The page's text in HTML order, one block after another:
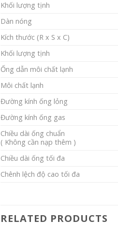
Khối lượng tịnh
Dàn nóng
Kích thước (R x S x C)
Khối lượng tịnh
Ống dẫn môi chất lạnh
Môi chất lạnh
Đường kính ống lỏng
Đường kính ống gas
Chiều dài ống chuẩn
( Không cần nạp thêm )
Chiều dài ống tối đa
Chênh lệch độ cao tối đa
RELATED PRODUCTS